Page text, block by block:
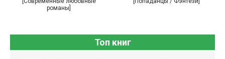
романы]
Топ книг